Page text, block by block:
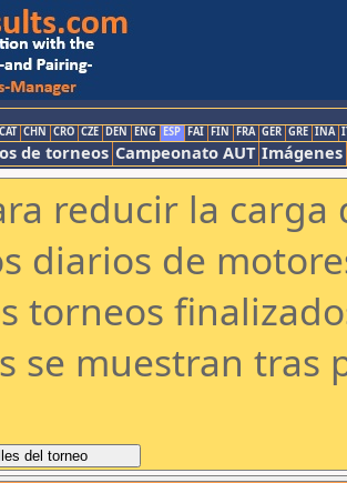
CAT CHN CRO CZE DEN ENG ESP FAI FIN FRA GER GRE INA
de torneos Campeonato AUT Imágenes
reducir la
diarios de
torneos
se muestran tras